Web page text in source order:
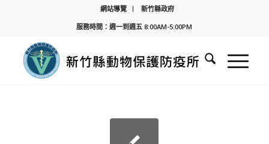
網站導覽
新竹縣政府
服務時間：週一到週五 8:00AM-5:00PM